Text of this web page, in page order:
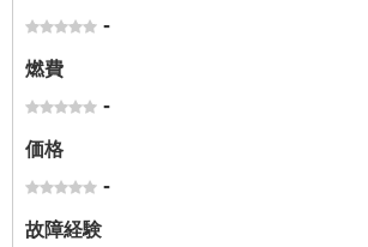
-
燃費
-
価格
-
故障経験